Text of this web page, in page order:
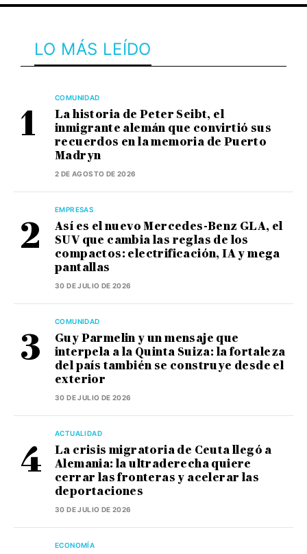
LO MÁS LEÍDO
COMUNIDAD
La historia de Peter Seibt, el
inmigrante alemán que convirtió sus
recuerdos en la memoria de Puerto
Madryn
2 DE AGOSTO DE 2026
EMPRESAS
Así es el nuevo Mercedes-Benz GLA, el
SUV que cambia las reglas de los
compactos: electrificación, IA y mega
pantallas
30 DE JULIO DE 2026
COMUNIDAD
Guy Parmelin y un mensaje que
interpela a la Quinta Suiza: la fortaleza
del país también se construye desde el
exterior
30 DE JULIO DE 2026
ACTUALIDAD
La crisis migratoria de Ceuta llegó a
Alemania: la ultraderecha quiere
cerrar las fronteras y acelerar las
deportaciones
30 DE JULIO DE 2026
ECONOMÍA